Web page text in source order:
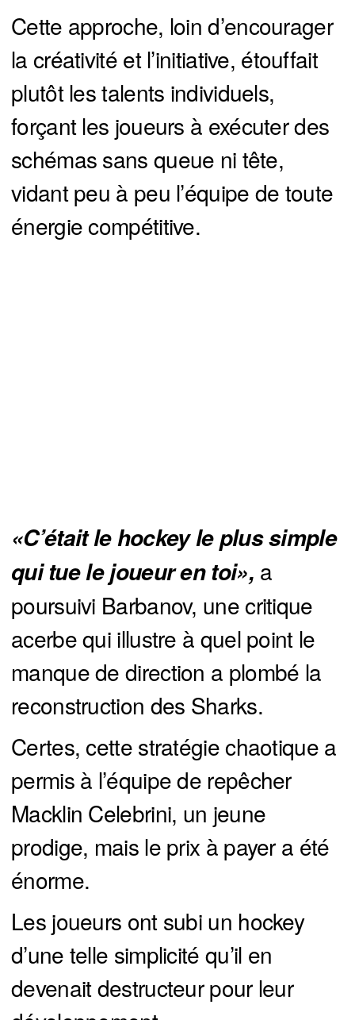
Cette approche, loin d’encourager
la créativité et l’initiative, étouffait
plutôt les talents individuels,
forçant les joueurs à exécuter des
schémas sans queue ni tête,
vidant peu à peu l’équipe de toute
énergie compétitive.
«C’était le hockey le plus simple
qui tue le joueur en toi», a
poursuivi Barbanov, une critique
acerbe qui illustre à quel point le
manque de direction a plombé la
reconstruction des Sharks.
Certes, cette stratégie chaotique a
permis à l’équipe de repêcher
Macklin Celebrini, un jeune
prodige, mais le prix à payer a été
énorme.
Les joueurs ont subi un hockey
d’une telle simplicité qu’il en
devenait destructeur pour leur